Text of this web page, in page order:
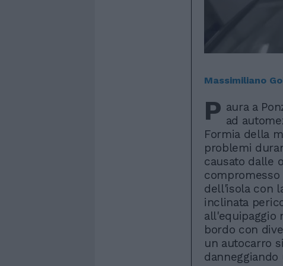
Massimiliano
P aura a
ad
Formia della
problemi
causato dalle
dell'isola con
inclinata
all'equipaggio
bordo con
un autocarro